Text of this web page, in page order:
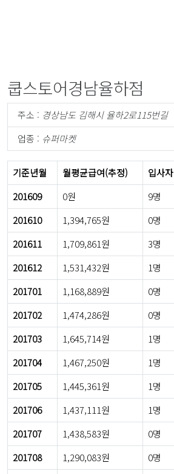
쿱스토어경남율하점
주소 : 경상남도 김해시 율하2로115번길
업종 : 슈퍼마켓
기준년월 월평균급여(추정) 입사자
201609
0원 9명
201610
1,394,765원 0명
201611
1,709,861원 3명
201612
1,531,432원 1명
201701
1,168,889원 0명
201702
1,474,286원 0명
201703
1,645,714원 1명
201704
1,467,250원 1명
201705
1,445,361원 1명
201706
1,437,111원 1명
201707
1,438,583원 0명
201708
1,290,083원 0명